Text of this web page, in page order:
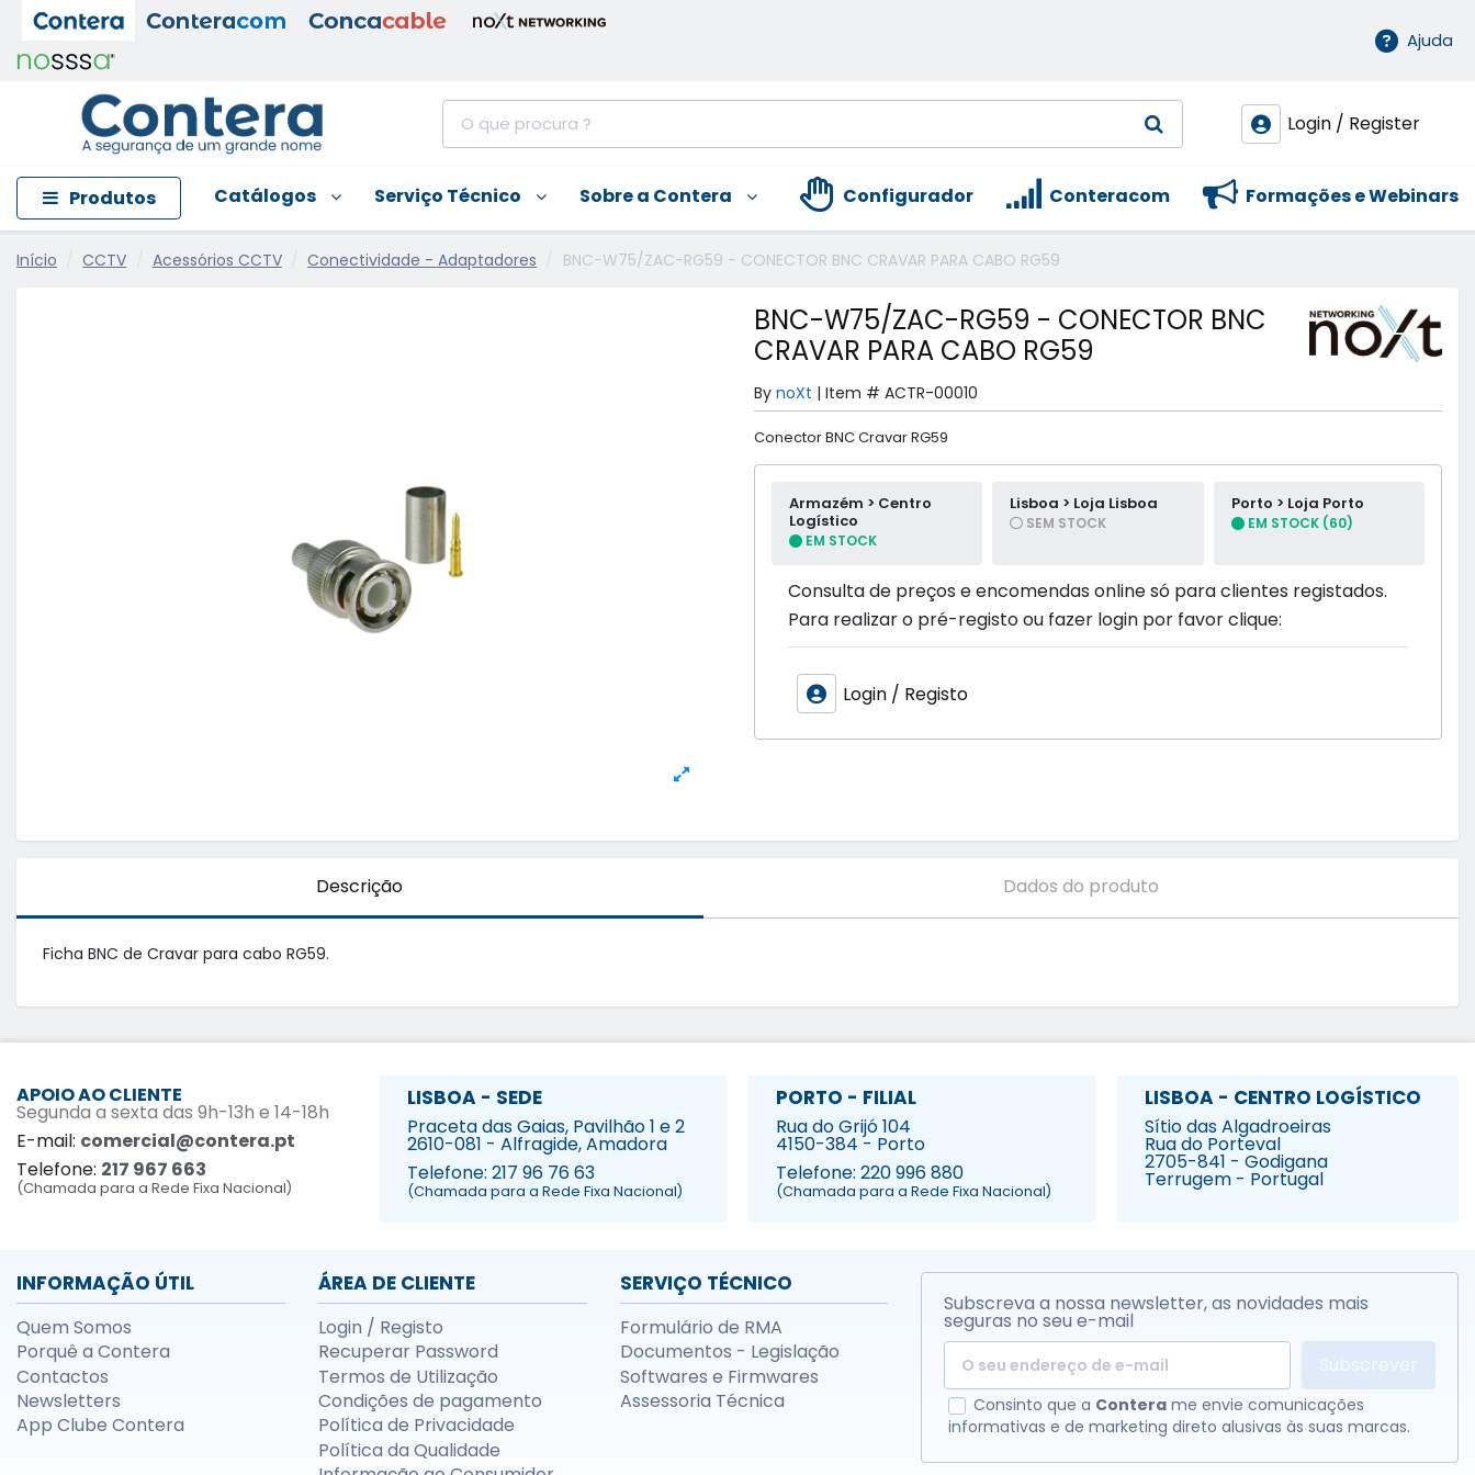
Ajuda
Login / Register
Produtos Catálogos Serviço Técnico Sobre a Contera Formações e Webinars
Conteracom
Configurador
Início CCTV Acessórios CCTV Conectividade - Adaptadores BNC-W75/ZAC-RG59 - CONECTOR BNC CRAVAR PARA CABO RG59
BNC-W75/ZAC-RG59 - CONECTOR BNC
CRAVAR PARA CABO RG59
By noXt | Item # ACTR-00010
Conector BNC Cravar RG59
Armazém > Centro
Logístico
EM STOCK
Lisboa > Loja Lisboa
SEM STOCK
Porto > Loja Porto
EM STOCK (60)
Consulta de preços e encomendas online só para clientes registados.
Para realizar o pré-registo ou fazer login por favor clique:
Login / Registo
Descrição Dados do produto
Ficha BNC de Cravar para cabo RG59.
APOIO AO CLIENTE
Segunda a sexta das 9h-13h e 14-18h
E-mail: comercial@contera.pt
Telefone: 217 967 663
(Chamada para a Rede Fixa Nacional)
LISBOA - SEDE
Praceta das Gaias, Pavilhão 1 e 2
2610-081 - Alfragide, Amadora
Telefone: 217 96 76 63
(Chamada para a Rede Fixa Nacional)
PORTO - FILIAL
Rua do Grijó 104
4150-384 - Porto
Telefone: 220 996 880
(Chamada para a Rede Fixa Nacional)
LISBOA - CENTRO LOGÍSTICO
Sítio das Algadroeiras
Rua do Porteval
2705-841 - Godigana
Terrugem - Portugal
INFORMAÇÃO ÚTIL
Quem Somos
Porquê a Contera
Contactos
Newsletters
App Clube Contera
ÁREA DE CLIENTE
Login / Registo
Recuperar Password
Termos de Utilização
Condições de pagamento
Política de Privacidade
Política da Qualidade
SERVIÇO TÉCNICO
Formulário de RMA
Documentos - Legislação
Softwares e Firmwares
Assessoria Técnica
Subscreva a nossa newsletter, as novidades mais
seguras no seu e-mail
Subscrever
Consinto que a Contera me envie comunicações
informativas e de marketing direto alusivas às suas marcas.